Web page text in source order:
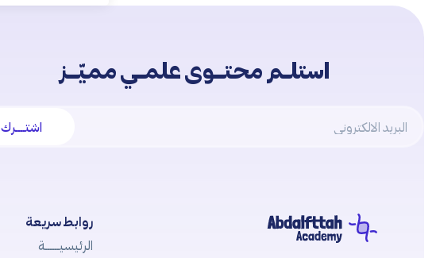
استلــم محتـــوى علمــي مميّـــز
اشتــــرك
روابط سريعة
الرئيسيــــــة